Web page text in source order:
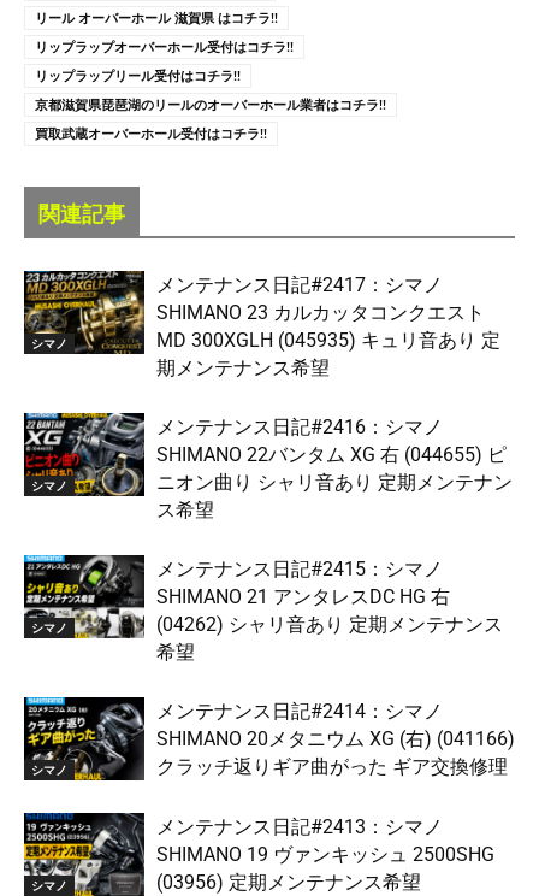
リール オーバーホール 滋賀県 はコチラ!!
リップラップオーバーホール受付はコチラ!!
リップラップリール受付はコチラ!!
京都滋賀県琵琶湖のリールのオーバーホール業者はコチラ!!
買取武蔵オーバーホール受付はコチラ!!
関連記事
シマノ
メンテナンス日記#2417：シマノ
SHIMANO 23 カルカッタコンクエスト
MD 300XGLH (045935) キュリ音あり 定
期メンテナンス希望
シマノ
メンテナンス日記#2416：シマノ
SHIMANO 22バンタム XG 右 (044655) ピ
ニオン曲り シャリ音あり 定期メンテナン
ス希望
シマノ
メンテナンス日記#2415：シマノ
SHIMANO 21 アンタレスDC HG 右
(04262) シャリ音あり 定期メンテナンス
希望
シマノ
メンテナンス日記#2414：シマノ
SHIMANO 20メタニウム XG (右) (041166)
クラッチ返りギア曲がった ギア交換修理
シマノ
メンテナンス日記#2413：シマノ
SHIMANO 19 ヴァンキッシュ 2500SHG
(03956) 定期メンテナンス希望